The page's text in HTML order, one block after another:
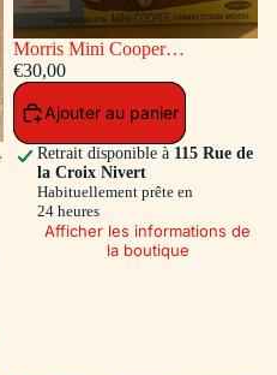
Morris Mini Cooper
Competition #7 Bleu / Toit et
Capot Blanc
€30,00
Ajouter au panier
Retrait disponible à 115 Rue de
la Croix Nivert
Habituellement prête en
24 heures
Afficher les informations de
la boutique